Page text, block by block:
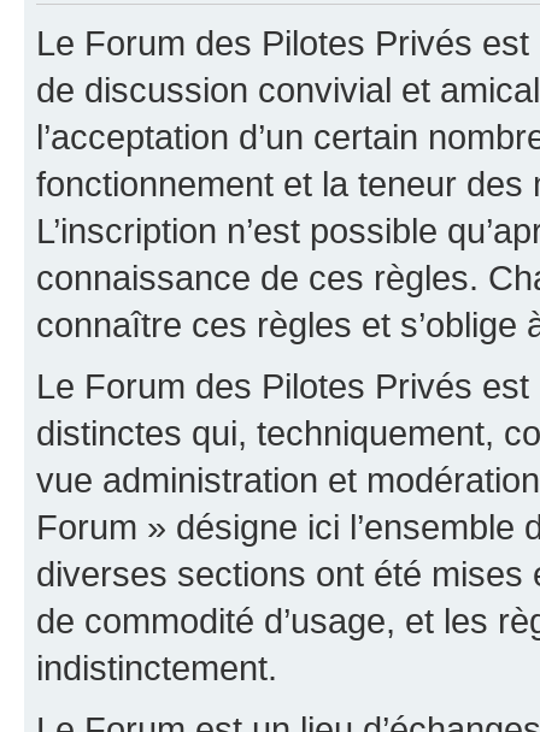
Le Forum des Pilotes Privés
de discussion convivial et
l’acceptation d’un certain
fonctionnement et la teneur
L’inscription n’est possible
connaissance de ces règles.
connaître ces règles et s’oblige
Le Forum des Pilotes Privés
distinctes qui, techniquement,
vue administration et
Forum » désigne ici
diverses sections ont été
de commodité d’usage, et les
indistinctement.